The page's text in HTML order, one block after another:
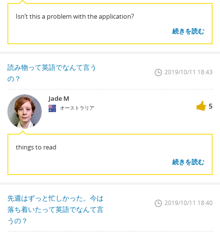
Isn’t this a problem with the application?
続きを読む
読み物って英語でなんて言う
の？
2019/10/11 18:43
Jade M
オーストラリア 5
things to read
続きを読む
先週はずっと忙しかった。今は
落ち着いたって英語でなんて言
うの？
2019/10/11 18:40